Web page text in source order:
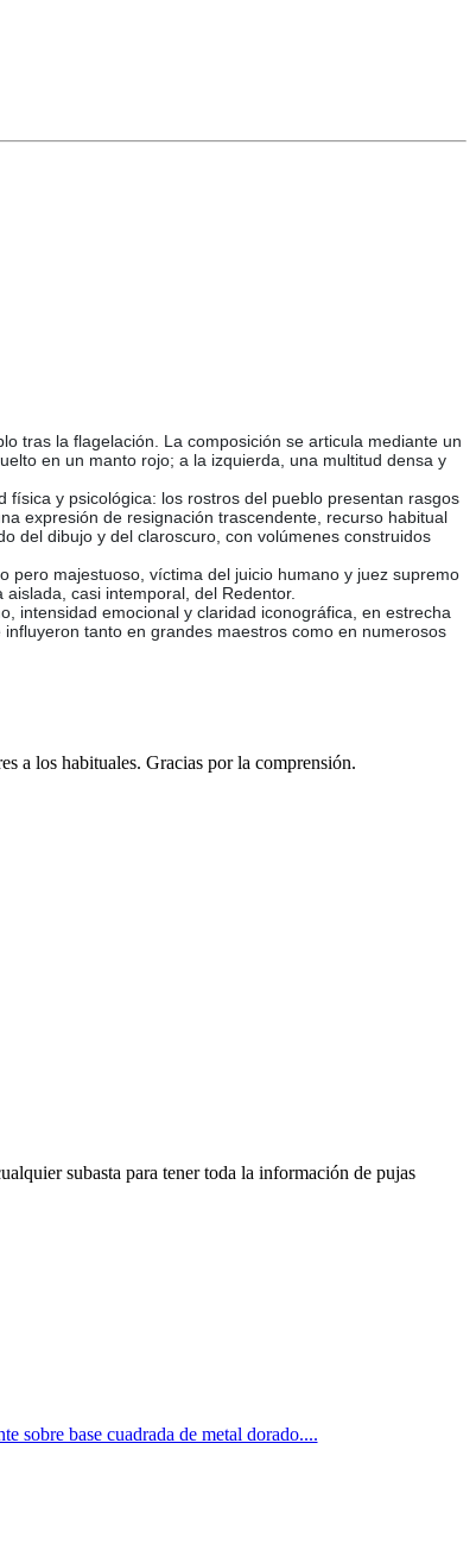
tras la flagelación. La composición se articula mediante un
en un manto rojo; a la izquierda, una multitud densa y
y psicológica: los rostros del pueblo presentan rasgos
expresión de resignación trascendente, recurso habitual
del dibujo y del claroscuro, con volúmenes construidos
pero majestuoso, víctima del juicio humano y juez supremo
casi intemporal, del Redentor.
intensidad emocional y claridad iconográfica, en estrecha
tanto en grandes maestros como en numerosos
a los habituales. Gracias por la comprensión.
subasta para tener toda la información de pujas
sobre base cuadrada de metal dorado....